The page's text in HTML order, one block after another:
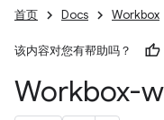
首页 Docs Workbox
该内容对您有帮助吗？
Workbox-